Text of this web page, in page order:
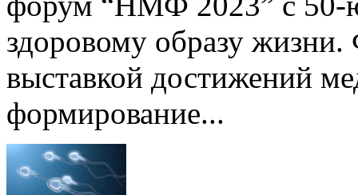
здоровому образу
выставкой достижений
формирование...